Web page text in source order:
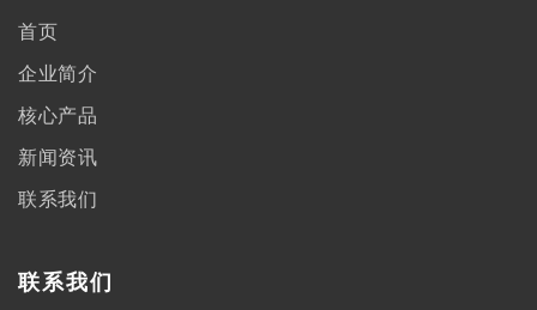
首页
企业简介
核心产品
新闻资讯
联系我们
联系我们